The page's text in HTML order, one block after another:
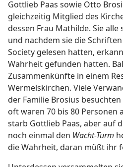
Gottlieb Paas sowie Otto
gleichzeitig Mitglied des
dessen Frau Mathilde. Sie
und nachdem sie die
Society gelesen hatten,
Wahrheit gefunden hatten.
Zusammenkünfte in einem
Wermelskirchen. Viele
der Familie Brosius
oft waren 70 bis 80 Personen
starb Gottlieb Paas, aber auf
noch einmal den Wacht-Turm
die Wahrheit, daran müßt ihr